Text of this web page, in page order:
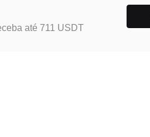
até 711 USDT